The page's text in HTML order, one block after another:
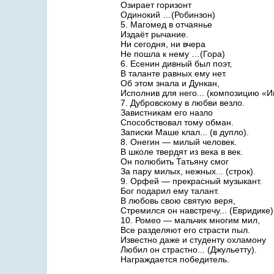
Озирает горизонт
Одинокий …(Робинзон)
5. Магомед в отчаянье
Издаёт рычание.
Ни сегодня, ни вчера
Не пошла к нему …(Гора)
6. Есенин дивный был поэт,
В таланте равных ему нет.
Об этом знала и Дункан,
Исполнив для него... (композицию
7. Дубровскому в любви везло.
Завистникам его назло
Способствовал тому обман.
Записки Маше клал... (в дупло).
8. Онегин — милый человек.
В школе твердят из века в век.
Он полюбить Татьяну смог
За пару милых, нежных... (строк).
9. Орфей — прекрасный музыкант.
Бог подарил ему талант.
В любовь свою святую веря,
Стремился он навстречу... (Евридике).
10. Ромео — мальчик многим мил,
Все разделяют его страсти пыл.
Известно даже и студенту охламону
Любил он страстно... (Джульетту).
Награждается победитель.